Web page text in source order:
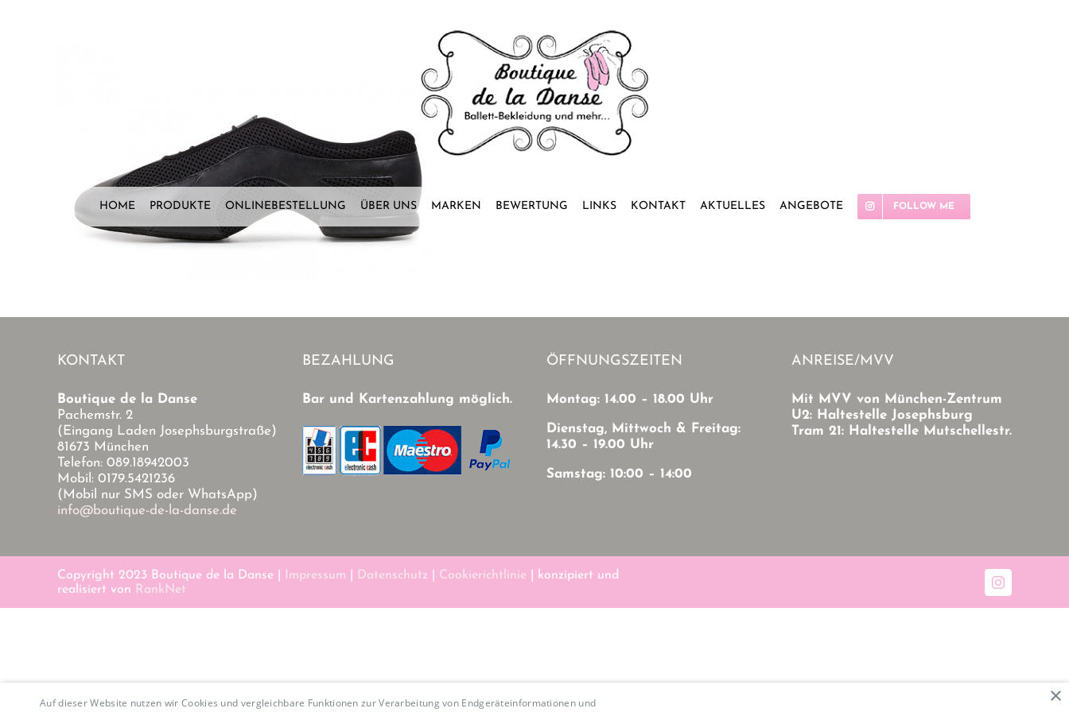
HOME PRODUKTE ONLINEBESTELLUNG ÜBER UNS MARKEN BEWERTUNG LINKS KONTAKT AKTUELLES ANGEBOTE FOLLOW ME
KONTAKT
Boutique de la Danse
Pachemstr. 2
(Eingang Laden Josephsburgstraße)
81673 München
Telefon: 089.18942003
Mobil: 0179.5421236
(Mobil nur SMS oder WhatsApp)
info@boutique-de-la-danse.de
BEZAHLUNG
Bar und Kartenzahlung möglich.
ÖFFNUNGSZEITEN
Montag: 14.00 – 18.00 Uhr
Dienstag, Mittwoch & Freitag:
14.30 – 19.00 Uhr
Samstag: 10:00 – 14:00
ANREISE/MVV
Mit MVV von München-Zentrum
U2: Haltestelle Josephsburg
Tram 21: Haltestelle Mutschellestr.
Copyright 2023 Boutique de la Danse | Impressum Datenschutz Cookierichtlinie | konzipiert und
realisiert von RankNet Instagram
Auf dieser Website nutzen wir Cookies und vergleichbare Funktionen zur Verarbeitung von Endgeräteinformationen und ×